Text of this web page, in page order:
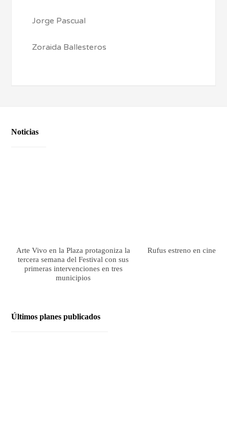
Jorge Pascual
Zoraida Ballesteros
Noticias
Arte Vivo en la Plaza protagoniza la
tercera semana del Festival con sus
primeras intervenciones en tres
municipios
Rufus estreno en cines
Últimos planes publicados